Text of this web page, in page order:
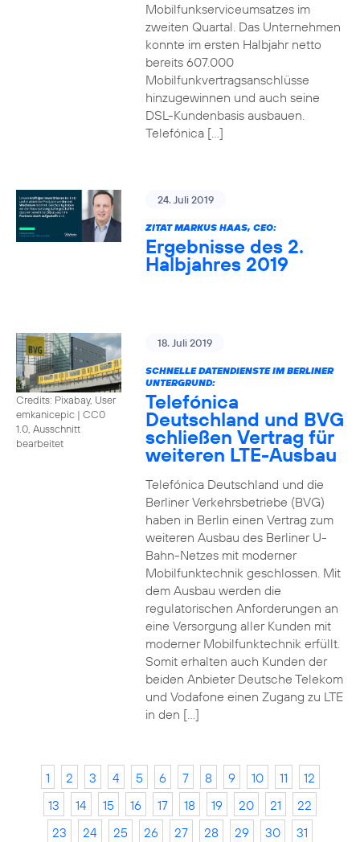
Mobilfunkserviceumsatzes im
zweiten Quartal. Das Unternehmen
konnte im ersten Halbjahr netto
bereits 607.000
Mobilfunkvertragsanschlüsse
hinzugewinnen und auch seine
DSL-Kundenbasis ausbauen.
Telefónica […]
24. Juli 2019
ZITAT MARKUS HAAS, CEO:
Ergebnisse des 2.
Halbjahres 2019
Credits: Pixabay, User
emkanicepic | CC0
1.0, Ausschnitt
bearbeitet
18. Juli 2019
SCHNELLE DATENDIENSTE IM BERLINER
UNTERGRUND:
Telefónica
Deutschland und BVG
schließen Vertrag für
weiteren LTE-Ausbau
Telefónica Deutschland und die
Berliner Verkehrsbetriebe (BVG)
haben in Berlin einen Vertrag zum
weiteren Ausbau des Berliner U-
Bahn-Netzes mit moderner
Mobilfunktechnik geschlossen. Mit
dem Ausbau werden die
regulatorischen Anforderungen an
eine Versorgung aller Kunden mit
moderner Mobilfunktechnik erfüllt.
Somit erhalten auch Kunden der
beiden Anbieter Deutsche Telekom
und Vodafone einen Zugang zu LTE
in den […]
1 2 3 4 5 6 7 8 9 10 11
12
13
14 15 16 17 18 19 20 21
22
23
24 25 26 27 28 29 30
31